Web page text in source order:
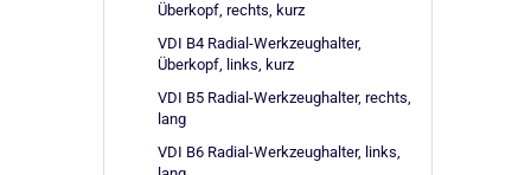
Überkopf, rechts, kurz
VDI B4 Radial-Werkzeughalter,
Überkopf, links, kurz
VDI B5 Radial-Werkzeughalter, rechts,
lang
VDI B6 Radial-Werkzeughalter, links,